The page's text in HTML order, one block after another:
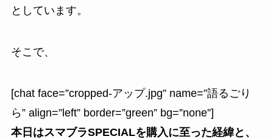
としています。
そこで、
[chat face=”cropped-アップ.jpg” name=”語るごり
ら” align=”left” border=”green” bg=”none”]
本日はスマブラSPECIALを購入に至った経緯と、